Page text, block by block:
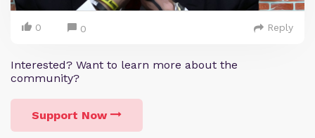
0 0 Reply
Interested? Want to learn more about the
community?
Support Now